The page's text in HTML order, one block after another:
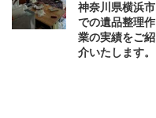
神奈川県横浜市
での遺品整理作
業の実績をご紹
介いたします。